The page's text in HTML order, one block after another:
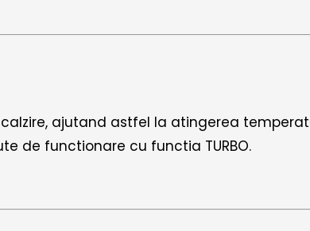
ajutand astfel la atingerea
de functionare cu functia TURBO.